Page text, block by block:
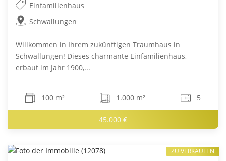
Einfamilienhaus
Schwallungen
Willkommen in Ihrem zukünftigen Traumhaus in
Schwallungen! Dieses charmante Einfamilienhaus,
erbaut im Jahr 1900,...
100 m² 1.000 m² 5
45.000 €
ZU VERKAUFEN